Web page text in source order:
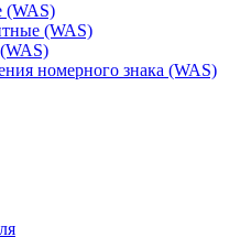
(WAS)
(WAS)
номерного знака (WAS)